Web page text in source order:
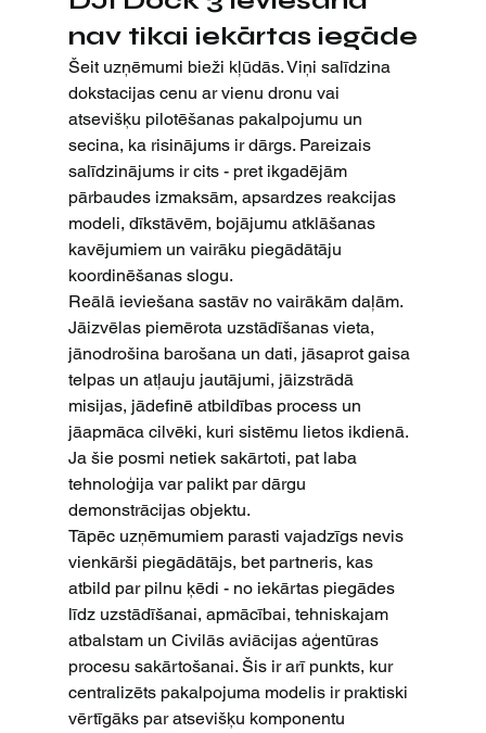
nav tikai iekārtas iegāde
Šeit uzņēmumi bieži kļūdās. Viņi salīdzina
dokstacijas cenu ar vienu dronu vai
atsevišķu pilotēšanas pakalpojumu un
secina, ka risinājums ir dārgs. Pareizais
salīdzinājums ir cits - pret ikgadējām
pārbaudes izmaksām, apsardzes reakcijas
modeli, dīkstāvēm, bojājumu atklāšanas
kavējumiem un vairāku piegādātāju
koordinēšanas slogu.
Reālā ieviešana sastāv no vairākām daļām.
Jāizvēlas piemērota uzstādīšanas vieta,
jānodrošina barošana un dati, jāsaprot gaisa
telpas un atļauju jautājumi, jāizstrādā
misijas, jādefinē atbildības process un
jāapmāca cilvēki, kuri sistēmu lietos ikdienā.
Ja šie posmi netiek sakārtoti, pat laba
tehnoloģija var palikt par dārgu
demonstrācijas objektu.
Tāpēc uzņēmumiem parasti vajadzīgs nevis
vienkārši piegādātājs, bet partneris, kas
atbild par pilnu ķēdi - no iekārtas piegādes
līdz uzstādīšanai, apmācībai, tehniskajam
atbalstam un Civilās aviācijas aģentūras
procesu sakārtošanai. Šis ir arī punkts, kur
centralizēts pakalpojuma modelis ir praktiski
vērtīgāks par atsevišķu komponentu